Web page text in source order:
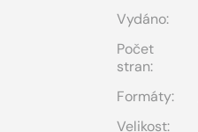
Vydáno:
Počet
stran:
Formáty:
Velikost: